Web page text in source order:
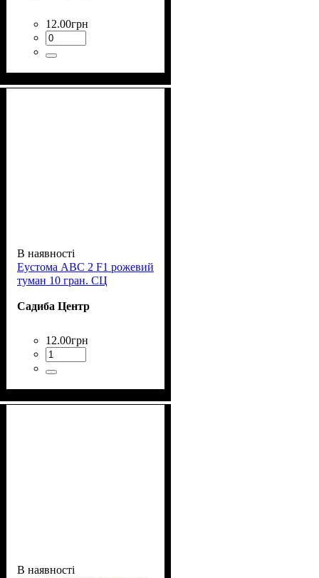
12.00грн
В наявності
Еустома АВС 2 F1 рожевий
туман 10 гран. СЦ
Садиба Центр
12.00грн
В наявності